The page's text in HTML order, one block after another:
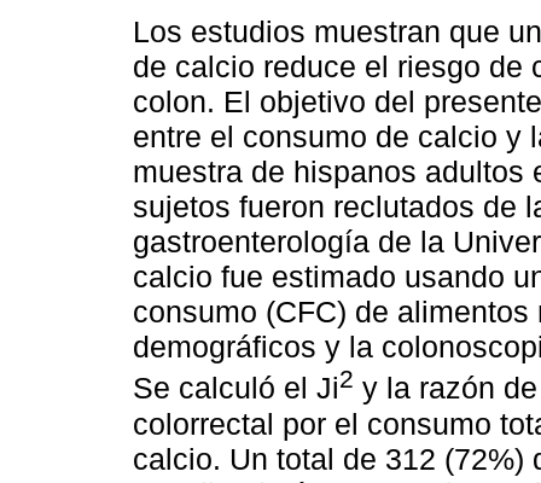
Los estudios muestran que
de calcio reduce el riesgo de
colon. El objetivo del
entre el consumo de calcio y
muestra de hispanos adultos
sujetos fueron reclutados de
gastroenterología de la
calcio fue estimado usando
consumo (CFC) de
demográficos y la
Se calculó el Ji2 y la razón
colorrectal por el consumo
calcio. Un total de 312 (72%)